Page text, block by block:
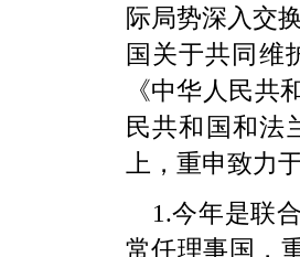
际局势深入交
国关于共同维
《中华人民共
民共和国和法
上，重申致力
1.今年是联
常任理事国，